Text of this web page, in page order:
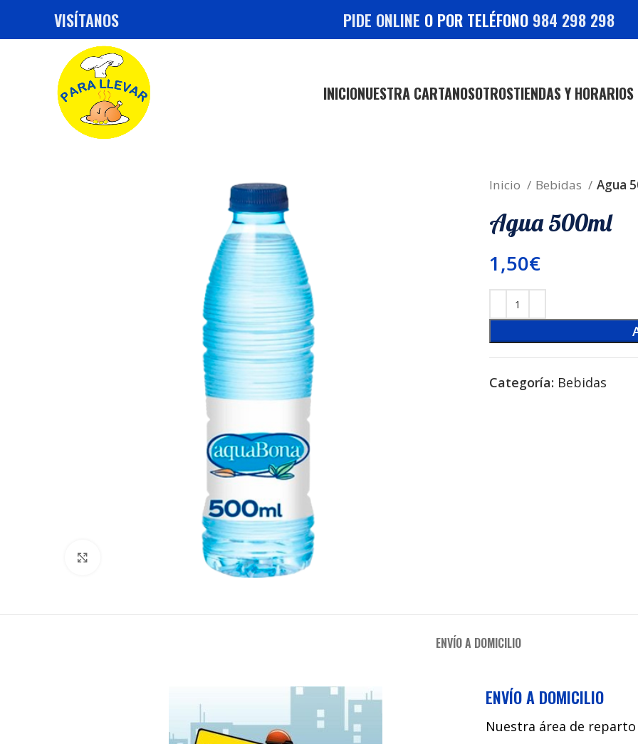
VISÍTANOS PIDE ONLINE O POR TELÉFONO 984 298 298
INICIONUESTRA CARTANOSOTROSTIENDAS Y HORARIOS
Inicio Bebidas Agua
Agua 500ml
1,50€
Categoría: Bebidas
ENVÍO A DOMICILIO
ENVÍO A DOMICILIO
Nuestra área de